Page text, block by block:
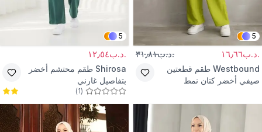
5
.د.ب١٦٫٦٦ .د.ب٣١٫٨١
Westbound طقم قطعتين
صيفي أخضر كتان نمط
5
.د.ب١٢٫٥٤
Shirosa طقم محتشم أخضر
بتفاصيل غارني
(
1
)